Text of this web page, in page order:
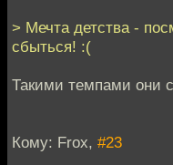
> Мечта детства -
сбыться! :(
Такими темпами они
Кому: Frox, #23